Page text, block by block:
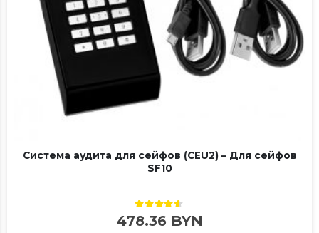
Система аудита для сейфов (CEU2) – Для сейфов
SF10
4.50out of 5
478.36 BYN